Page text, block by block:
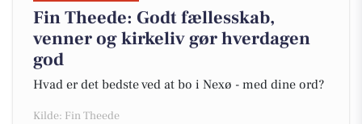
Fin Theede: Godt fællesskab,
venner og kirkeliv gør hverdagen
god
Hvad er det bedste ved at bo i Nexø - med dine ord?
Kilde: Fin Theede